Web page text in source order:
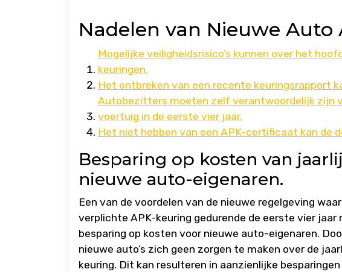
Nadelen van Nieuwe Auto
Mogelijke veiligheidsrisico’s kunnen over het
keuringen.
Het ontbreken van een recente keuringsrapport
Autobezitters moeten zelf verantwoordelijk zijn
voertuig in de eerste vier jaar.
Het niet hebben van een APK-certificaat kan de
Besparing op kosten van
nieuwe auto-eigenaren.
Een van de voordelen van de nieuwe regelgeving
verplichte APK-keuring gedurende de eerste vier jaar
besparing op kosten voor nieuwe auto-eigenaren.
nieuwe auto’s zich geen zorgen te maken over de
keuring. Dit kan resulteren in aanzienlijke